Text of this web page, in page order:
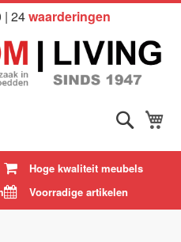
Ga
naar
de
inhoud
| 24waarderingen
Zoek
Hoge kwaliteit meubels
Voorradige artikelen